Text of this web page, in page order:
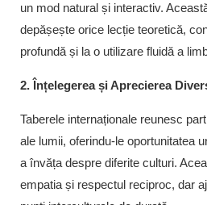
un mod natural și interactiv.
depășește orice lecție teoretică,
profundă și la o utilizare fluidă a
2. Înțelegerea și Aprecierea
Taberele internaționale reunesc
ale lumii, oferindu-le oportunitatea
a învăța despre diferite culturi.
empatia și respectul reciproc, dar